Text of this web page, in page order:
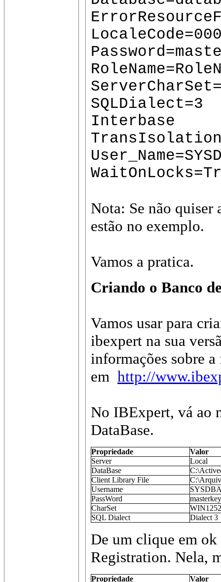
SQLDialect=3
Interbase
Nota: Se não quiser
estão no exemplo.
Vamos a pratica.
Criando o Banco
Vamos usar para
ibexpert na sua
informações sobre
em http://
No IBExpert, vá ao
DataBase.
Propriedade
Valor
Server
Local
DataBase
Client Library File
Username
PassWord
masterkey
CharSet
WIN1252
SQL Dialect
Dialect 3
De um clique em ok
Registration. Nela,
Propriedade Valor